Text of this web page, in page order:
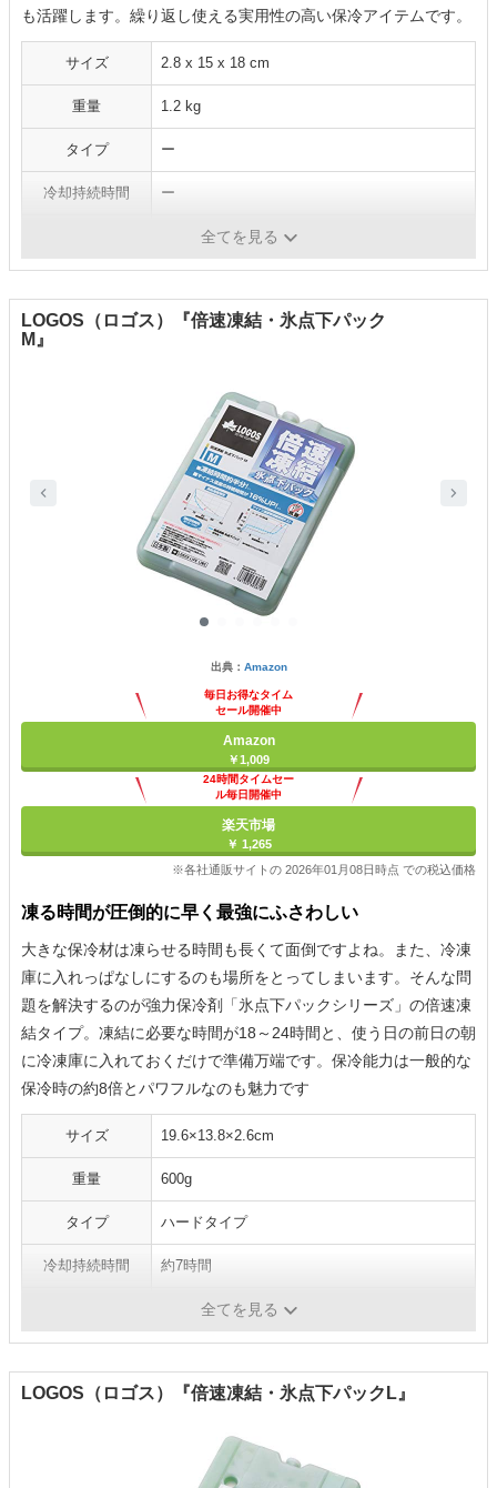
も活躍します。繰り返し使える実用性の高い保冷アイテムです。
サイズ 2.8 x 15 x 18 cm
重量 1.2 kg
タイプ ー
冷却持続時間 ー
全てを見る
LOGOS（ロゴス）『倍速凍結・氷点下パック
M』
出典： Amazon
毎日お得なタイム
セール開催中
Amazon
￥1,009
24時間タイムセー
ル毎日開催中
楽天市場
￥ 1,265
※各社通販サイトの 2026年01月08日時点 での税込価格
凍る時間が圧倒的に早く最強にふさわしい
大きな保冷材は凍らせる時間も長くて面倒ですよね。また、冷凍
庫に入れっぱなしにするのも場所をとってしまいます。そんな問
題を解決するのが強力保冷剤「氷点下パックシリーズ」の倍速凍
結タイプ。凍結に必要な時間が18～24時間と、使う日の前日の朝
に冷凍庫に入れておくだけで準備万端です。保冷能力は一般的な
保冷時の約8倍とパワフルなのも魅力です
サイズ 19.6×13.8×2.6cm
重量 600g
タイプ ハードタイプ
冷却持続時間 約7時間
約18～24時間
全てを見る
LOGOS（ロゴス）『倍速凍結・氷点下パックL』